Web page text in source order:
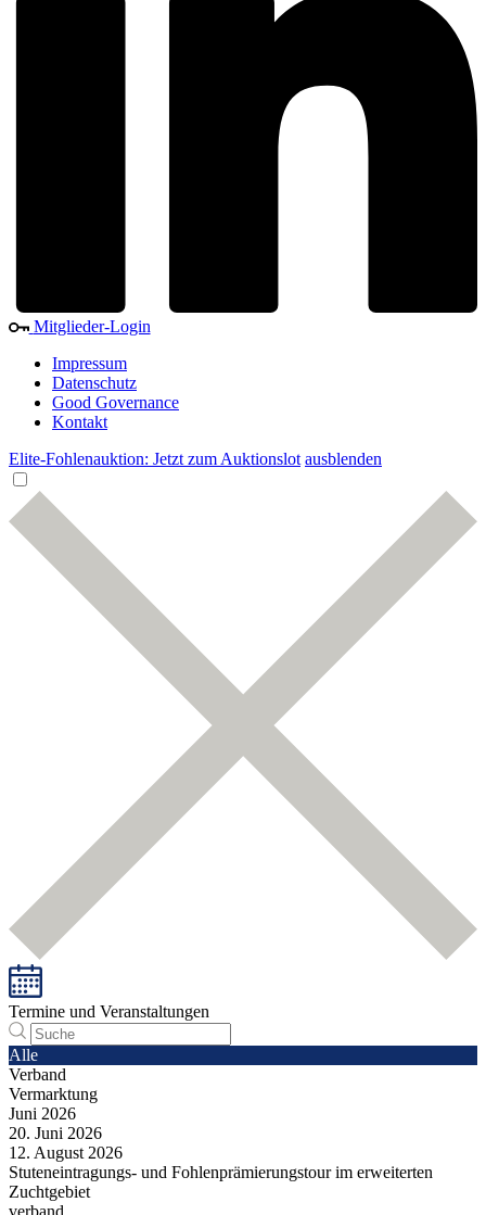
Mitglieder-Login
Impressum
Datenschutz
Good Governance
Kontakt
Elite-Fohlenauktion: Jetzt zum Auktionslot ausblenden
Termine und Veranstaltungen
Alle
Verband
Vermarktung
Juni 2026
20. Juni 2026
12. August 2026
Stuteneintragungs- und Fohlenprämierungstour im erweiterten
Zuchtgebiet
verband